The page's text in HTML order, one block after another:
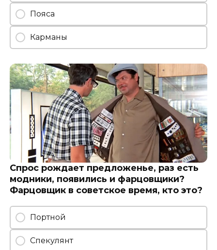
Пояса
Карманы
Спрос рождает предложенье, раз есть
модники, появились и фарцовщики?
Фарцовщик в советское время, кто это?
Портной
Спекулянт